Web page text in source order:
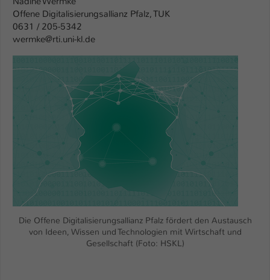
Die Offene Digitalisierungsallianz Pfalz fördert den Austausch
von Ideen, Wissen und Technologien mit Wirtschaft und
Gesellschaft (Foto: HSKL)
Offene Digitalisierungsallianz Pfalz, TUK
0631 / 205-5342
wermke@rti.uni-kl.de